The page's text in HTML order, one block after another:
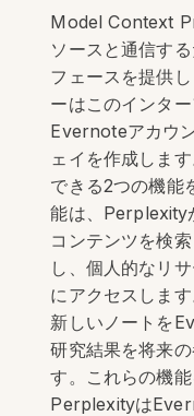
Model Context
ソースと通信す
フェースを提供
ーはこのインタ
Evernoteアカウ
ェイを作成しま
できる2つの機能
能は、Perplexity
コンテンツを検
し、個人的なリ
にアクセスしま
新しいノートを
研究結果を将来
す。これらの機能
Perplexityは